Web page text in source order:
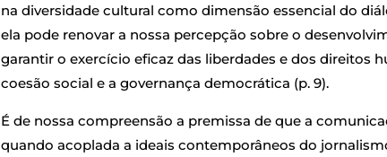
na diversidade cultural como dimensão essencial do
ela pode renovar a nossa percepção sobre o
garantir o exercício eficaz das liberdades e dos direitos
coesão social e a governança democrática (p. 9).
É de nossa compreensão a premissa de que a
quando acoplada a ideais contemporâneos do